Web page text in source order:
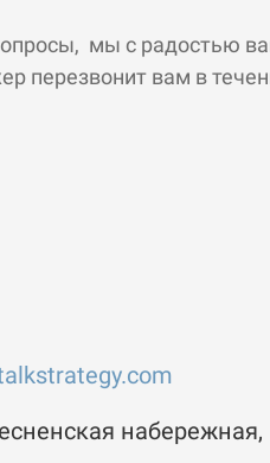
мы с радостью
перезвонит вам в
набережная,